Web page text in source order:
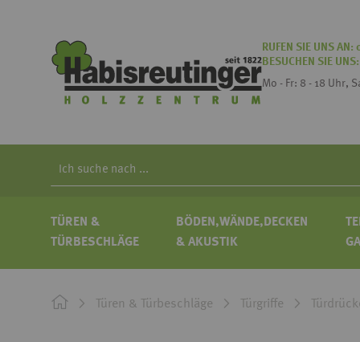
RUFEN SIE UNS AN:
BESUCHEN SIE UNS:
Mo - Fr: 8 - 18 Uhr,
Search
TÜREN &
TÜRBESCHLÄGE
BÖDEN,WÄNDE,DECKEN
& AKUSTIK
Türen & Türbeschläge Türgriffe